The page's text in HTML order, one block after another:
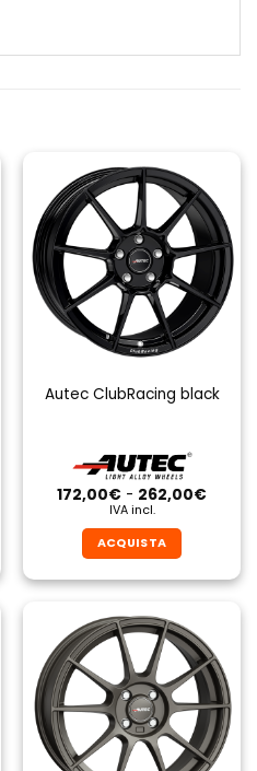
Autec ClubRacing black
172,00€ - 262,00€Fascia
IVA incl.
ACQUISTA
prodotto
ha
più
varianti.
Le
opzioni
possono
essere